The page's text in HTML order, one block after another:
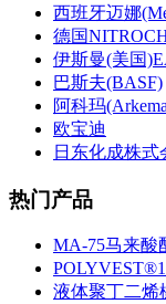
西班牙迈娜
德国
伊斯曼(美国
巴斯夫(BASF)
阿科玛
欧宝迪
日东化成株式
热门产品
MA-75马来酸
液体聚丁二烯